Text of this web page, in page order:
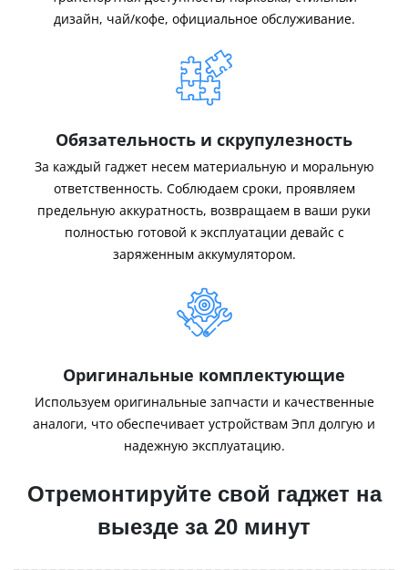
дизайн, чай/кофе, официальное обслуживание.
Обязательность и скрупулезность
За каждый гаджет несем материальную и моральную
ответственность. Соблюдаем сроки, проявляем
предельную аккуратность, возвращаем в ваши руки
полностью готовой к эксплуатации девайс с
заряженным аккумулятором.
Оригинальные комплектующие
Используем оригинальные запчасти и качественные
аналоги, что обеспечивает устройствам Эпл долгую и
надежную эксплуатацию.
Отремонтируйте свой гаджет на
выезде за 20 минут